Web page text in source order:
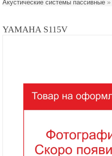
Акустические системы пассивные »
YAMAHA S115V